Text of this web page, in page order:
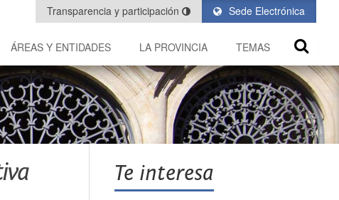
Sede Electrónica
Transparencia y participación
ÁREAS Y ENTIDADES LA PROVINCIA TEMAS
Te interesa